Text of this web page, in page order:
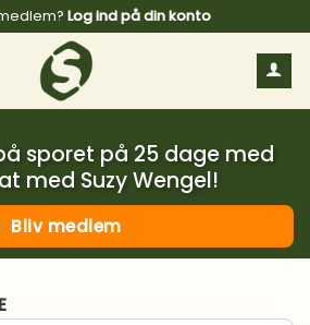
Log ind på din konto
sporet på 25 dage med
med Suzy Wengel!
Bliv medlem